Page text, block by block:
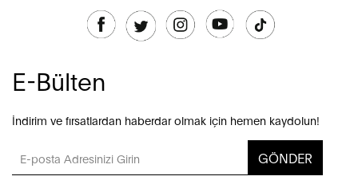
E-Bülten
İndirim ve fırsatlardan haberdar olmak için hemen kaydolun!
GÖNDER